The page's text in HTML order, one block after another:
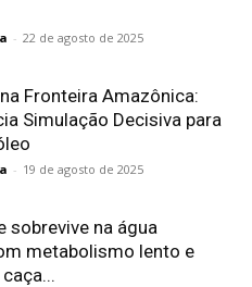
- 22 de agosto de 2025
Fronteira Amazônica:
Simulação Decisiva para
- 19 de agosto de 2025
sobrevive na água
metabolismo lento e